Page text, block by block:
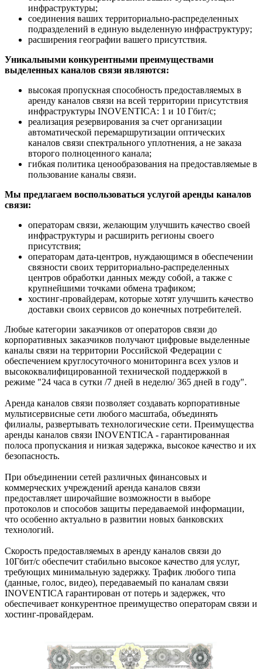
инфраструктуры;
соединения ваших территориально-распределенных
подразделений в единую выделенную инфраструктуру;
расширения географии вашего присутствия.
Уникальными конкурентными преимуществами
выделенных каналов связи являются:
высокая пропускная способность предоставляемых в
аренду каналов связи на всей территории присутствия
инфраструктуры INOVENTICA: 1 и 10 Гбит/с;
реализация резервирования за счет организации
автоматической перемаршрутизации оптических
каналов связи спектрального уплотнения, а не заказа
второго полноценного канала;
гибкая политика ценообразования на предоставляемые в
пользование каналы связи.
Мы предлагаем воспользоваться услугой аренды каналов
связи:
операторам связи, желающим улучшить качество своей
инфраструктуры и расширить регионы своего
присутствия;
операторам дата-центров, нуждающимся в обеспечении
связности своих территориально-распределенных
центров обработки данных между собой, а также с
крупнейшими точками обмена трафиком;
хостинг-провайдерам, которые хотят улучшить качество
доставки своих сервисов до конечных потребителей.
Любые категории заказчиков от операторов связи до
корпоративных заказчиков получают цифровые выделенные
каналы связи на территории Российской Федерации с
обеспечением круглосуточного мониторинга всех узлов и
высококвалифицированной технической поддержкой в
режиме "24 часа в сутки /7 дней в неделю/ 365 дней в году".
Аренда каналов связи позволяет создавать корпоративные
мультисервисные сети любого масштаба, объединять
филиалы, развертывать технологические сети. Преимущества
аренды каналов связи INOVENTICA - гарантированная
полоса пропускания и низкая задержка, высокое качество и их
безопасность.
При объединении сетей различных финансовых и
коммерческих учреждений аренда каналов связи
предоставляет широчайшие возможности в выборе
протоколов и способов защиты передаваемой информации,
что особенно актуально в развитии новых банковских
технологий.
Скорость предоставляемых в аренду каналов связи до
10Гбит/c обеспечит стабильно высокое качество для услуг,
требующих минимальную задержку. Трафик любого типа
(данные, голос, видео), передаваемый по каналам связи
INOVENTICA гарантирован от потерь и задержек, что
обеспечивает конкурентное преимущество операторам связи и
хостинг-провайдерам.